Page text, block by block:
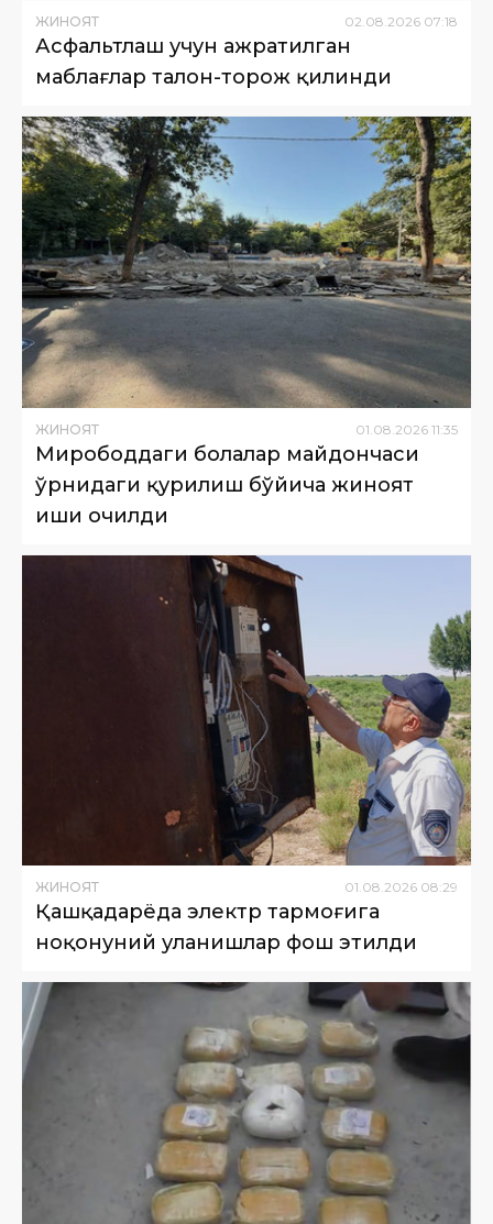
ЖИНОЯТ 02 08 2026 07:18
Асфальтлаш учун ажратилган
маблағлар талон-торож қилинди
ЖИНОЯТ 01 08 2026 11:35
Мирободдаги болалар майдончаси
ўрнидаги қурилиш бўйича жиноят
иши очилди
ЖИНОЯТ 01.08.2026 08:29
Қашқадарёда электр тармоғига
ноқонуний уланишлар фош этилди